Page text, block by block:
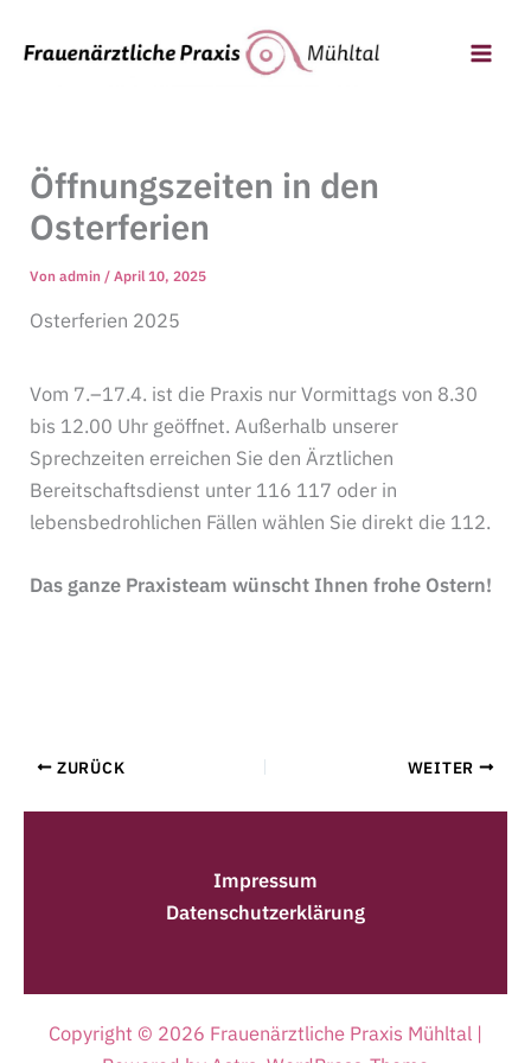
Inhalt
Öffnungszeiten in den
Osterferien
Vonadmin/April 10, 2025
Osterferien 2025
Vom 7.–17.4. ist die Praxis nur Vormittags von 8.30
bis 12.00 Uhr geöffnet. Außerhalb unserer
Sprechzeiten erreichen Sie den Ärztlichen
Bereitschaftsdienst unter 116 117 oder in
lebensbedrohlichen Fällen wählen Sie direkt die 112.
Das ganze Praxisteam wünscht Ihnen frohe Ostern!
ZURÜCK WEITER
Impressum
Datenschutz­erklärung
Copyright © 2026 Frauenärztliche Praxis Mühltal |